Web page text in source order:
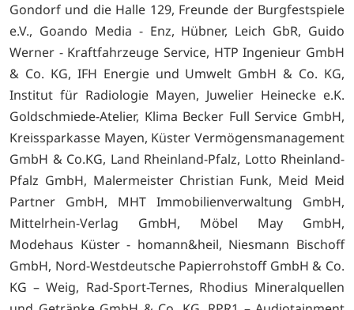
Gondorf und die Halle 129, Freunde der Burgfestspiele
e.V., Goando Media - Enz, Hübner, Leich GbR, Guido
Werner - Kraftfahrzeuge Service, HTP Ingenieur GmbH
& Co. KG, IFH Energie und Umwelt GmbH & Co. KG,
Institut für Radiologie Mayen, Juwelier Heinecke e.K.
Goldschmiede-Atelier, Klima Becker Full Service GmbH,
Kreissparkasse Mayen, Küster Vermögensmanagement
GmbH & Co.KG, Land Rheinland-Pfalz, Lotto Rheinland-
Pfalz GmbH, Malermeister Christian Funk, Meid Meid
Partner GmbH, MHT Immobilienverwaltung GmbH,
Mittelrhein-Verlag GmbH, Möbel May GmbH,
Modehaus Küster - homann&heil, Niesmann Bischoff
GmbH, Nord-Westdeutsche Papierrohstoff GmbH & Co.
KG – Weig, Rad-Sport-Ternes, Rhodius Mineralquellen